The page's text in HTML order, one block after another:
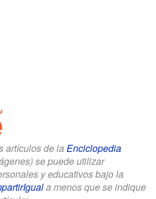
artículos de la Enciclopedia
se puede utilizar
y educativos bajo la
a menos que se indique